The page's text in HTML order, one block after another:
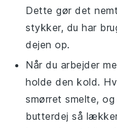
Dette gør det
stykker, du har
dejen op.
Når du arbejder
holde den kold.
smørret smelte,
butterdej så